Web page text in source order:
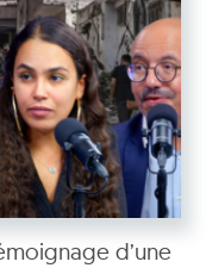
d’une